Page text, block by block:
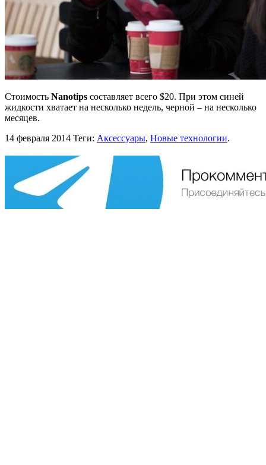
Стоимость Nanotips составляет всего $20. При этом синей
жидкости хватает на несколько недель, черной – на несколько
месяцев.
14 февраля 2014 Теги: Аксессуары, Новые технологии.